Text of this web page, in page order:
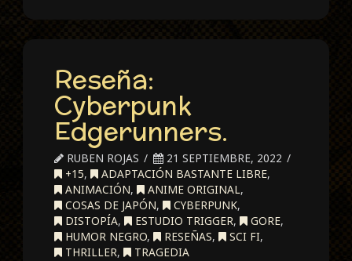
Reseña:
Cyberpunk
Edgerunners.
RUBEN ROJAS
21 SEPTIEMBRE, 2022
+15, ADAPTACIÓN BASTANTE LIBRE,
ANIMACIÓN, ANIME ORIGINAL,
COSAS DE JAPÓN, CYBERPUNK,
DISTOPÍA, ESTUDIO TRIGGER, GORE,
HUMOR NEGRO, RESEÑAS, SCI FI,
THRILLER, TRAGEDIA